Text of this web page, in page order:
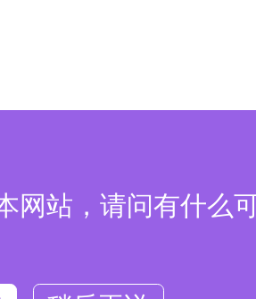
网站，请问有什么